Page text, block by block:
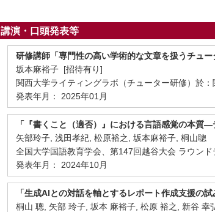
講演・口頭発表等
研修講師「専門性の高い学術的な文章を扱うチュー
坂本麻裕子 [招待有り]
関西大学ライティングラボ（チューター研修）於
発表年月： 2025年01月
「『書くこと（適否）』における言語感覚の本
矢部玲子, 浅田孝紀, 松原裕之, 坂本麻裕子, 桐山聰
全国大学国語教育学会、第147回越谷大会 ラウン
発表年月： 2024年10月
「生成AIとの対話を軸とするレポート作成支援の試
桐山 聰, 矢部 玲子, 坂本 麻裕子, 松原 裕之, 新谷 幸